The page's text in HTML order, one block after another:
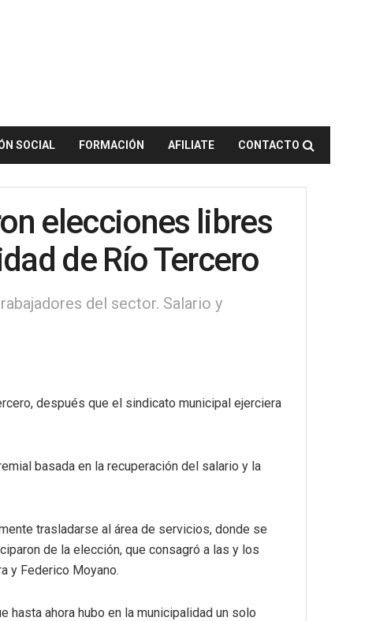
SOCIAL FORMACIÓN AFILIATE CONTACTO
elecciones libres
de Río Tercero
del sector. Salario y
después que el sindicato municipal ejerciera
basada en la recuperación del salario y la
trasladarse al área de servicios, donde se
de la elección, que consagró a las y los
y Federico Moyano.
hasta ahora hubo en la municipalidad un solo